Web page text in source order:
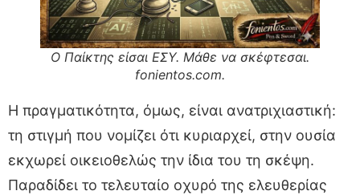
Ο Παίκτης είσαι ΕΣΥ. Μάθε να σκέφτεσαι.
fonientos.com.
Η πραγματικότητα, όμως, είναι ανατριχιαστική:
τη στιγμή που νομίζει ότι κυριαρχεί, στην ουσία
εκχωρεί οικειοθελώς την ίδια του τη σκέψη.
Παραδίδει το τελευταίο οχυρό της ελευθερίας